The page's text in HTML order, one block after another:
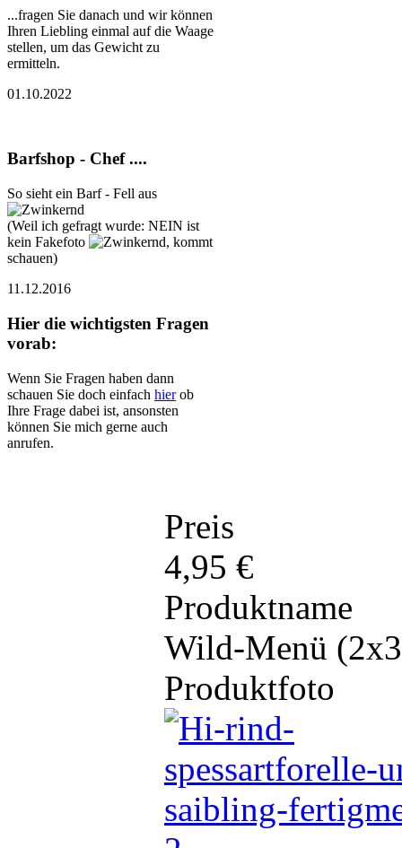
...fragen Sie danach und wir können
Ihren Liebling einmal auf die Waage
stellen, um das Gewicht zu
ermitteln.
01.10.2022
Barfshop - Chef ....
So sieht ein Barf - Fell aus
(Weil ich gefragt wurde: NEIN ist
kein Fakefoto
, kommt
schauen)
11.12.2016
Hier die wichtigsten Fragen
vorab:
Wenn Sie Fragen haben dann
schauen Sie doch einfach hierob
Ihre Frage dabei ist, ansonsten
können Sie mich gerne auch
anrufen.
Preis
4,95 €
Produktname
Wild-Menü
Produktfoto